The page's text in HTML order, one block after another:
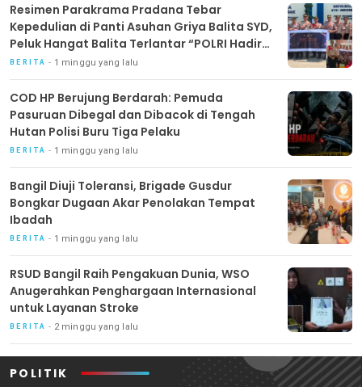
Resimen Parakrama Pradana Tebar
Kepedulian di Panti Asuhan Griya Balita SYD,
Peluk Hangat Balita Terlantar “POLRI Hadir
Dengan Hati”
BERITA 1 minggu yang lalu
COD HP Berujung Berdarah: Pemuda
Pasuruan Dibegal dan Dibacok di Tengah
Hutan Polisi Buru Tiga Pelaku
BERITA 1 minggu yang lalu
Bangil Diuji Toleransi, Brigade Gusdur
Bongkar Dugaan Akar Penolakan Tempat
Ibadah
BERITA 1 minggu yang lalu
RSUD Bangil Raih Pengakuan Dunia, WSO
Anugerahkan Penghargaan Internasional
untuk Layanan Stroke
BERITA 2 minggu yang lalu
POLITIK